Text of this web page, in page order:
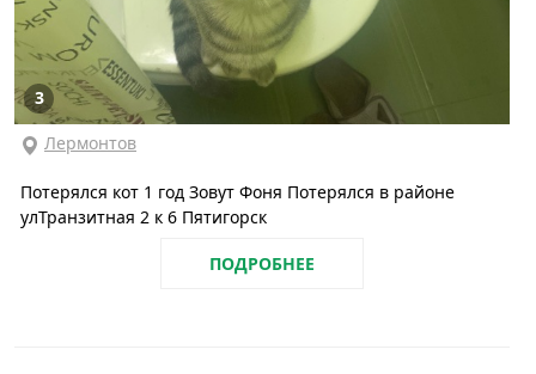
3
Лермонтов
Потерялся кот 1 год Зовут Фоня Потерялся в районе
улТранзитная 2 к 6 Пятигорск
ПОДРОБНЕЕ